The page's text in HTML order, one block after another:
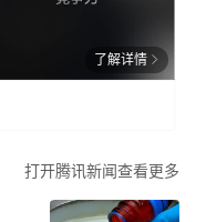
了解详情
打开腾讯新闻查看更多